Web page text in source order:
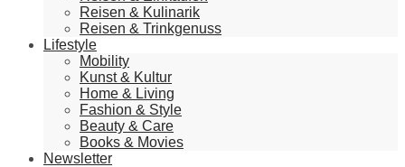
Reisen & Kulinarik
Reisen & Trinkgenuss
Lifestyle
Mobility
Kunst & Kultur
Home & Living
Fashion & Style
Beauty & Care
Books & Movies
Newsletter